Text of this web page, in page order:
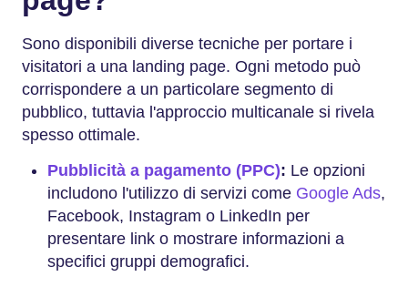
Sono disponibili diverse tecniche per portare i
visitatori a una landing page. Ogni metodo può
corrispondere a un particolare segmento di
pubblico, tuttavia l'approccio multicanale si rivela
spesso ottimale.
Pubblicità a pagamento (PPC): Le opzioni
includono l'utilizzo di servizi come Google Ads,
Facebook, Instagram o LinkedIn per
presentare link o mostrare informazioni a
specifici gruppi demografici.